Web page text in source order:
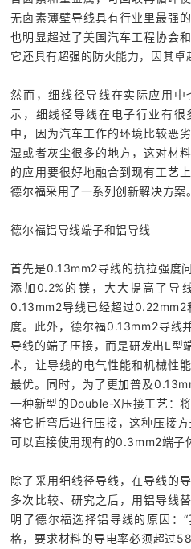
无卤素薄壁导线具有行业里最强
也明显超过了美国汽车工程协会
它还具有超强的防火能力，因其卓
然而，细线径导线在实际应用
示，细线径导线在电子行业有
中，因为汽车工作的环境比较恶
湿或者灰尘很多的地方，这对材
的应用要很好地融合到现有工艺
德尔福采用了一系列创新解决方案。
德尔福铝导线端子和铝导线
首先是0.13mm2导线的抗拉强度
添加0.2%的镁，大大提高了导
0.13mm2导线已经超过
度。此外，德尔福0.13mm2导线
导线的端子压接，而是研发出L型
术，让导线的电气性能和机械性
最优。同时，为了更加普及
一种新型的Double-X压接工艺：
将它折弯后进行压接，这种压接
可以直接使用现有的0.3mm2端子
除了采用细线径导线，在导线的
多次比较、研究之后，用铝导线
明了德尔福选择铝导线的原因：
格，要求材料的导电率必须超过